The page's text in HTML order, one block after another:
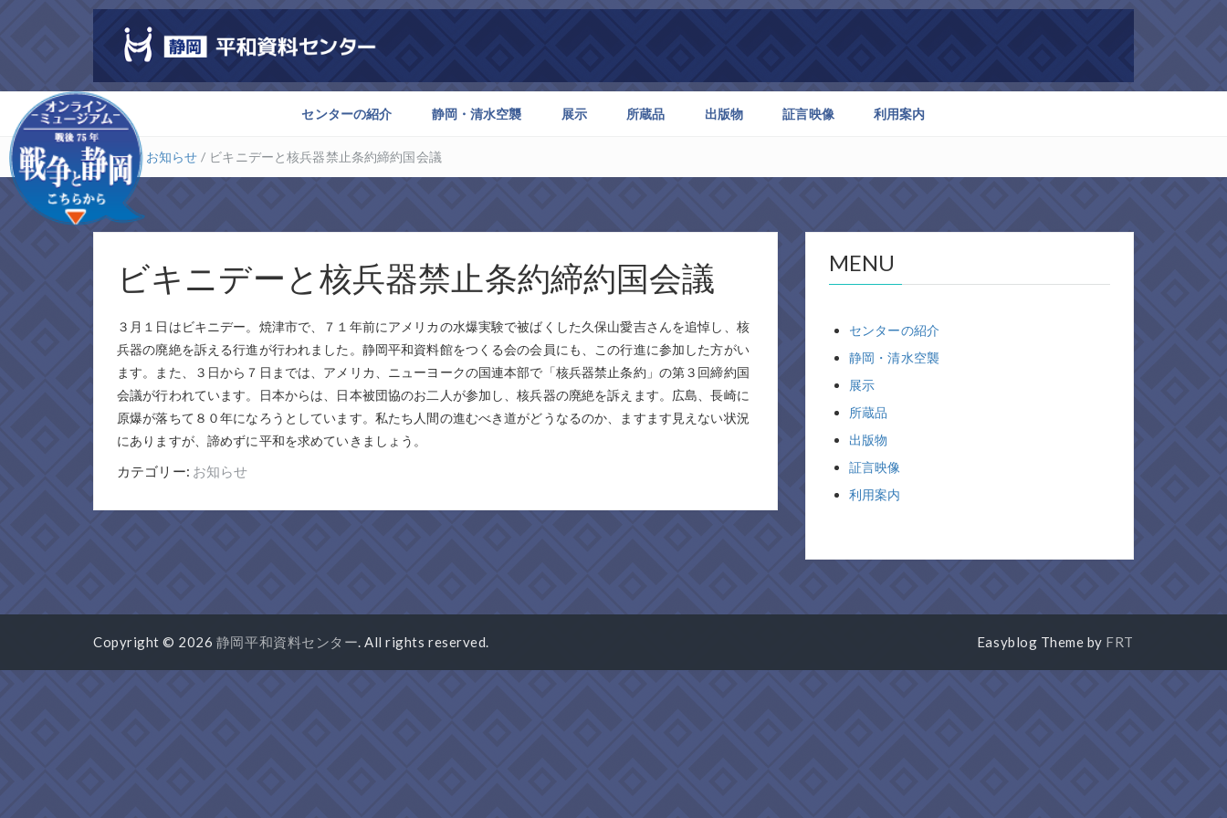
センターの紹介 静岡・清水空襲 展示 所蔵品 出版物 証言映像 利用案内
ホーム / お知らせ / ビキニデーと核兵器禁止条約締約国会議
ビキニデーと核兵器禁止条約締約国会議
３月１日はビキニデー。焼津市で、７１年前にアメリカの水爆実験で被ばくした久保山愛吉さんを追悼し、核
兵器の廃絶を訴える行進が行われました。静岡平和資料館をつくる会の会員にも、この行進に参加した方がい
ます。また、３日から７日までは、アメリカ、ニューヨークの国連本部で「核兵器禁止条約」の第３回締約国
会議が行われています。日本からは、日本被団協のお二人が参加し、核兵器の廃絶を訴えます。広島、長崎に
原爆が落ちて８０年になろうとしています。私たち人間の進むべき道がどうなるのか、ますます見えない状況
にありますが、諦めずに平和を求めていきましょう。
カテゴリー: お知らせ
MENU
センターの紹介
静岡・清水空襲
展示
所蔵品
出版物
証言映像
利用案内
Copyright © 2026 静岡平和資料センター. All rights reserved. Easyblog Theme by FRT